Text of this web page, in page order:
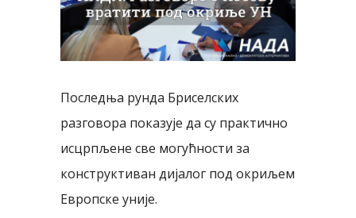
Последња рунда Бриселских
разговора показује да су практично
исцрпљене све могућности за
конструктиван дијалог под окриљем
Европске уније.